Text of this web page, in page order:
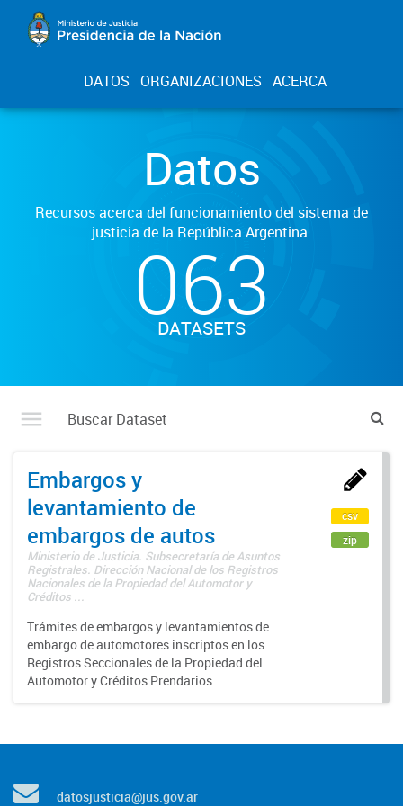
DATOS ORGANIZACIONES ACERCA
Datos
Recursos acerca del funcionamiento del sistema de
justicia de la República Argentina.
063
DATASETS
Embargos y
levantamiento de
embargos de autos
Ministerio de Justicia. Subsecretaría de Asuntos
Registrales. Dirección Nacional de los Registros
Nacionales de la Propiedad del Automotor y
Créditos ...
Trámites de embargos y levantamientos de
embargo de automotores inscriptos en los
Registros Seccionales de la Propiedad del
Automotor y Créditos Prendarios.
csv
zip
datosjusticia@jus.gov.ar